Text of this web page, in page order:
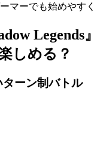
マーでも始めやす
Legends
しめる？
ーン制バトル